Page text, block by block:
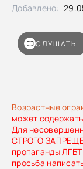
Возрастные
может
Для
СТРОГО
пропаганды
просьба
СЛУШАТЬ
Добавлено: